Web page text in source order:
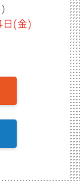
日(金)